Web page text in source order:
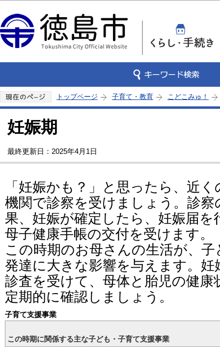
トップページ 子育て・教育 こどこみゅ！
妊娠期
最終更新日：2025年4月1日
「妊娠かも？」と思ったら、近く
機関で診察を受けましょう。診察
果、妊娠が確定したら、妊娠届を
母子健康手帳の交付を受けます。
この時期のお母さんの生活が、子
発達に大きな影響を与えます。妊
診査を受けて、母体と胎児の健康
定期的に確認しましょう。
子育て支援事業
この時期に関係する主な子ども・子育て支援事業